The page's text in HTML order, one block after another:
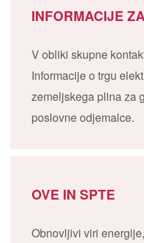
INFORMACIJE
V obliki skupne
Informacije o trgu
zemeljskega plina za
poslovne odjemalce.
OVE IN SPTE
Obnovljivi viri